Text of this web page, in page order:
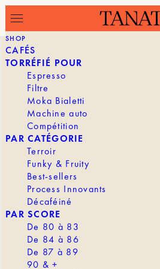
SHOP
CAFÉS
TORRÉFIÉ POUR
Espresso
Filtre
Moka Bialetti
Machine auto
Compétition
PAR CATÉGORIE
Terroir
Funky & Fruity
Best-sellers
Process Innovants
Décaféiné
PAR SCORE
De 80 à 83
De 84 à 86
De 87 à 89
90 & +